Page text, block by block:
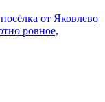
от Яковлево
ровное,